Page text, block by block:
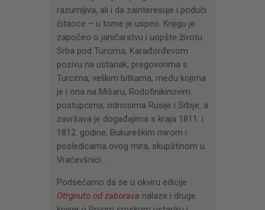
razumljiva, ali i da zainteresuje i poduči
čitaoce – u tome je uspeo. Knjigu je
započeo o janičarstvu i uopšte životu
Srba pod Turcima, Karađorđevom
pozivu na ustanak, pregovorima s
Turcima, velikim bitkama, među kojima
je i ona na Mišaru, Rodofinikinovim
postupcima, odnosima Rusije i Srbije, a
završava je događajima s kraja 1811. i
1812. godine, Bukureškim mirom i
posledicama ovog mira, skupštinom u
Vraćevšnici…
Podsećamo da se u okviru edicije
Otrgnuto od zaborava nalaze i druge